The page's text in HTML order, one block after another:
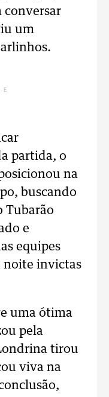
conversar
um
partida, o
na
buscando
Tubarão
e
equipes
noite invictas
uma ótima
pela
tirou
viva na